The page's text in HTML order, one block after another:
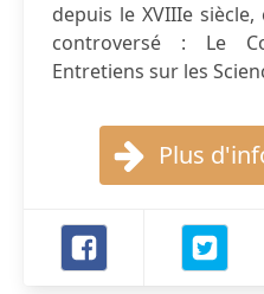
depuis le XVIIIe
controversé : Le
Entretiens sur les
Plus